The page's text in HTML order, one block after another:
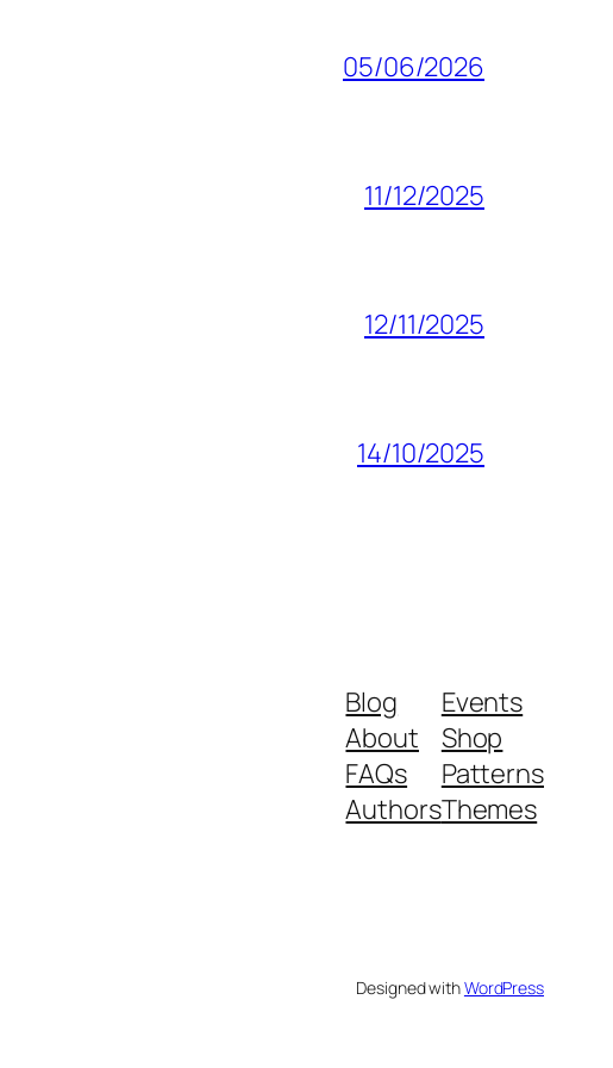
05/06/2026
11/12/2025
12/11/2025
14/10/2025
Blog
About
FAQs
Authors
Events
Shop
Patterns
Themes
Designed withWordPress